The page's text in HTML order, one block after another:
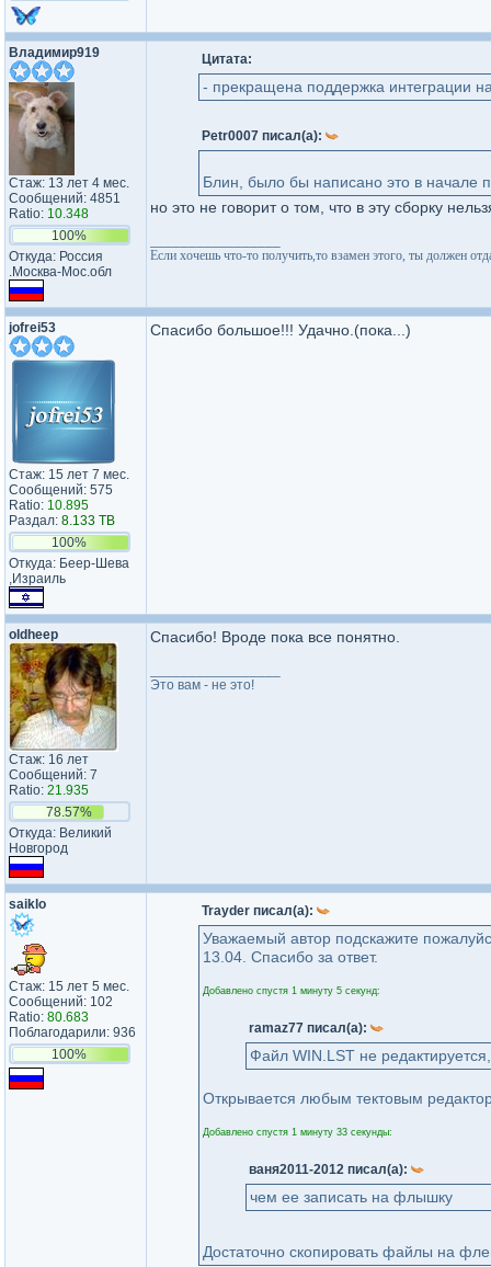
Владимир919
Стаж: 13 лет 4 мес.
Сообщений: 4851
Ratio: 10.348
100%
Откуда: Россия
.Москва-Мос.обл
Цитата:
- прекращена поддержка интеграции
Petr0007 писал(а):
Блин, было бы написано это в начале
но это не говорит о том, что в эту сборку
Если хочешь что-то получить,то взамен этого, ты должен
jofrei53
Стаж: 15 лет 7 мес.
Сообщений: 575
Ratio: 10.895
Раздал: 8.133 TB
100%
Откуда: Беер-Шева​
,Израиль​
Спасибо большое!!! Удачно.(пока...)
oldheep
Стаж: 16 лет
Сообщений: 7
Ratio: 21.935
78.57%
Откуда: Великий
Новгород
Спасибо! Вроде пока все понятно.
Это вам - не это!
saiklo
Стаж: 15 лет 5 мес.
Сообщений: 102
Ratio: 80.683
Поблагодарили: 936
100%
Trayder писал(а):
Уважаемый автор подскажите
13.04. Спасибо за ответ.
Добавлено спустя 1 минуту 5 секунд:
ramaz77 писал(а):
Файл WIN.LST не
Открывается любым тектовым
Добавлено спустя 1 минуту 33 секунды:
ваня2011-2012 писал(а):
чем ее записать на флышку
Достаточно скопировать файлы на